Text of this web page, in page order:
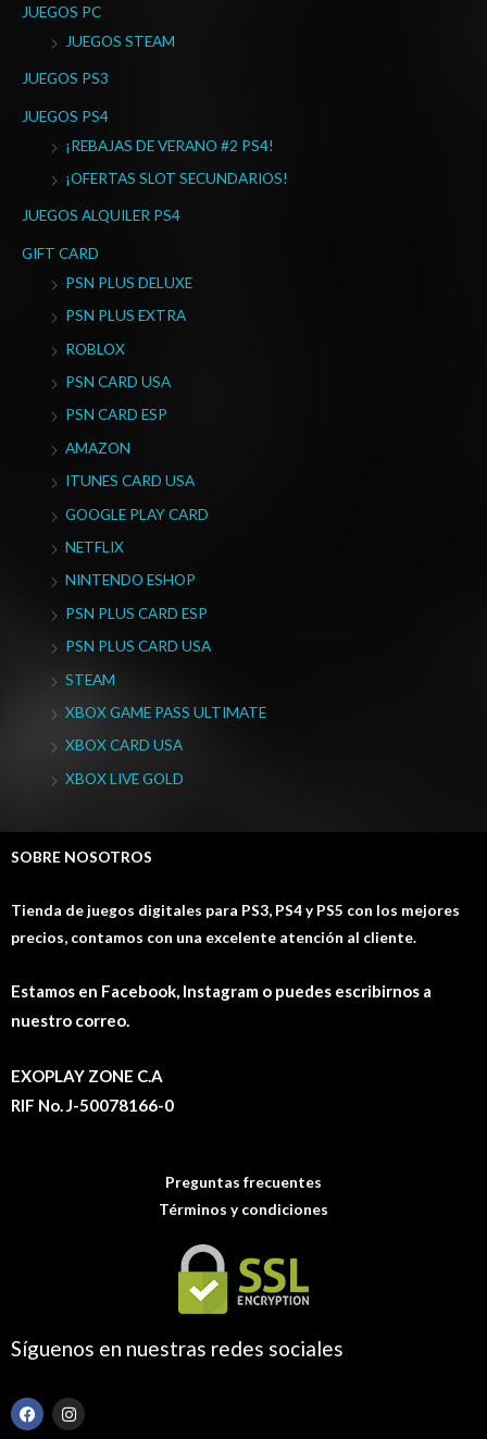
JUEGOS PC
JUEGOS STEAM
JUEGOS PS3
JUEGOS PS4
¡REBAJAS DE VERANO #2 PS4!
¡OFERTAS SLOT SECUNDARIOS!
JUEGOS ALQUILER PS4
GIFT CARD
PSN PLUS DELUXE
PSN PLUS EXTRA
ROBLOX
PSN CARD USA
PSN CARD ESP
AMAZON
ITUNES CARD USA
GOOGLE PLAY CARD
NETFLIX
NINTENDO ESHOP
PSN PLUS CARD ESP
PSN PLUS CARD USA
STEAM
XBOX GAME PASS ULTIMATE
XBOX CARD USA
XBOX LIVE GOLD
SOBRE NOSOTROS
Tienda de juegos digitales para PS3, PS4 y PS5 con los mejores
precios, contamos con una excelente atención al cliente.
Estamos en Facebook, Instagram o puedes escribirnos a
nuestro correo.
EXOPLAY ZONE C.A
RIF No. J-50078166-0
Preguntas frecuentes
Términos y condiciones
Síguenos en nuestras redes sociales
F
a
I
n